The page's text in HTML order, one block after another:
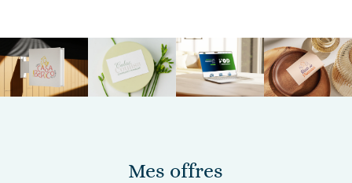
Mes offres